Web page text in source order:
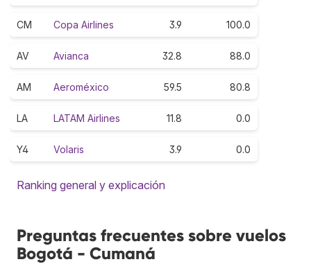
CM Copa Airlines 3.9 100.0
AV Avianca 32.8 88.0
AM Aeroméxico 59.5 80.8
LA LATAM Airlines 11.8 0.0
Y4 Volaris 3.9 0.0
Ranking general y explicación
Preguntas frecuentes sobre vuelos
Bogotá - Cumaná